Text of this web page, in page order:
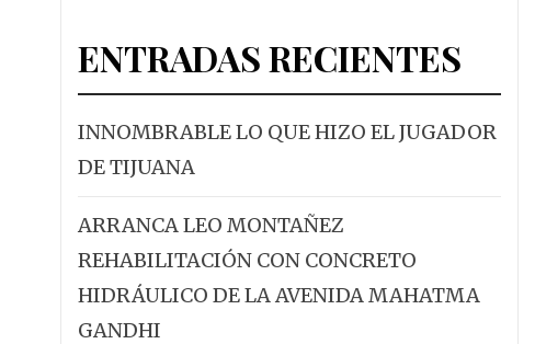
ENTRADAS RECIENTES
INNOMBRABLE LO QUE HIZO EL JUGADOR
DE TIJUANA
ARRANCA LEO MONTAÑEZ
REHABILITACIÓN CON CONCRETO
HIDRÁULICO DE LA AVENIDA MAHATMA
GANDHI